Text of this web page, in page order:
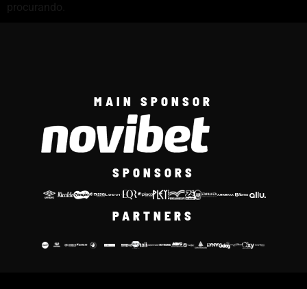
procurando.
MAIN SPONSOR
SPONSORS
PARTNERS